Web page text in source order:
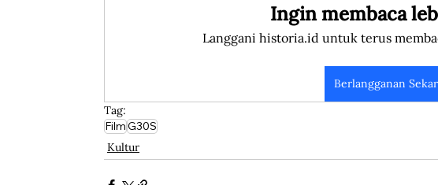
Ingin membaca
Langgani historia.id untuk terus
Berlangganan
Tag:
FilmG30S
Kultur